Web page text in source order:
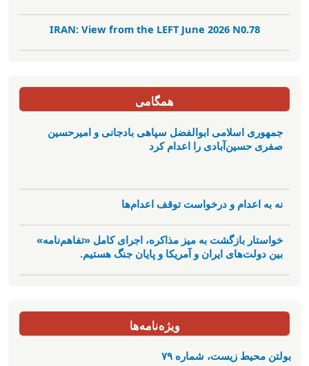
IRAN: View from the LEFT June 2026 N0.78
همگامی
جمهوری اسلامی ابوالفضل سپاهی بادجانی و امیرحسین
صفری حسین‌آبادی را اعدام کرد
نه به اعدام و درخواست توقف اعدام‌ها
خواستار بازگشت به میز مذاکره، اجرای کامل «تفاهم‌نامه»
بین دولت‌های ایران و آمریکا و پایان جنگ هستیم.
ویژه‌نامه‌ها
بولتن محیط زیست، شماره ۷۹